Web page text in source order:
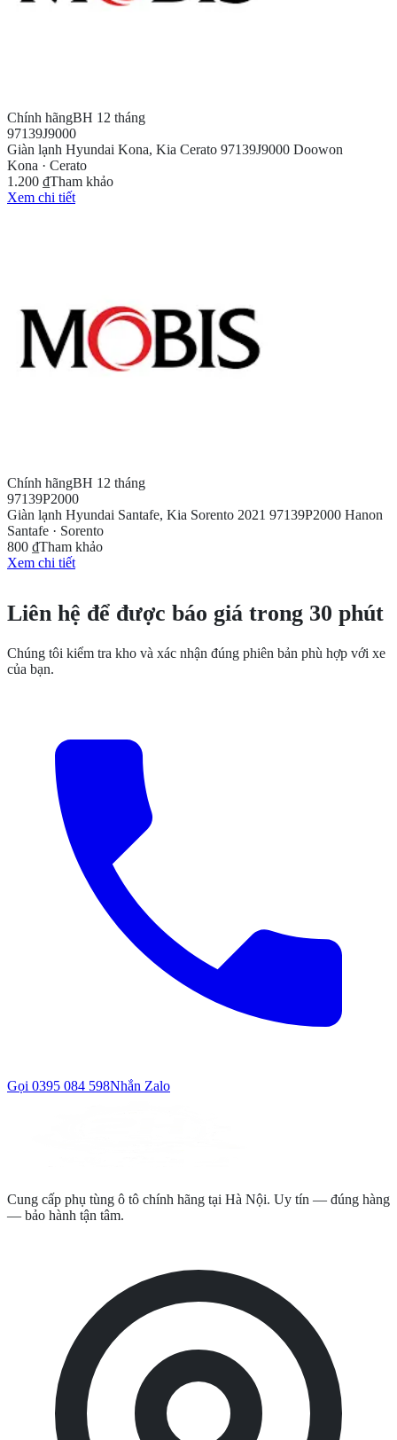
Chính hãngBH 12 tháng
97139J9000
Giàn lạnh Hyundai Kona, Kia Cerato 97139J9000 Doowon
Kona · Cerato
1.200 ₫Tham khảo
Xem chi tiết
Chính hãngBH 12 tháng
97139P2000
Giàn lạnh Hyundai Santafe, Kia Sorento 2021 97139P2000 Hanon
Santafe · Sorento
800 ₫Tham khảo
Xem chi tiết
Liên hệ để được báo giá trong 30 phút
Chúng tôi kiểm tra kho và xác nhận đúng phiên bản phù hợp với xe
của bạn.
Gọi 0395 084 598Nhắn Zalo
Cung cấp phụ tùng ô tô chính hãng tại Hà Nội. Uy tín — đúng hàng
— bảo hành tận tâm.